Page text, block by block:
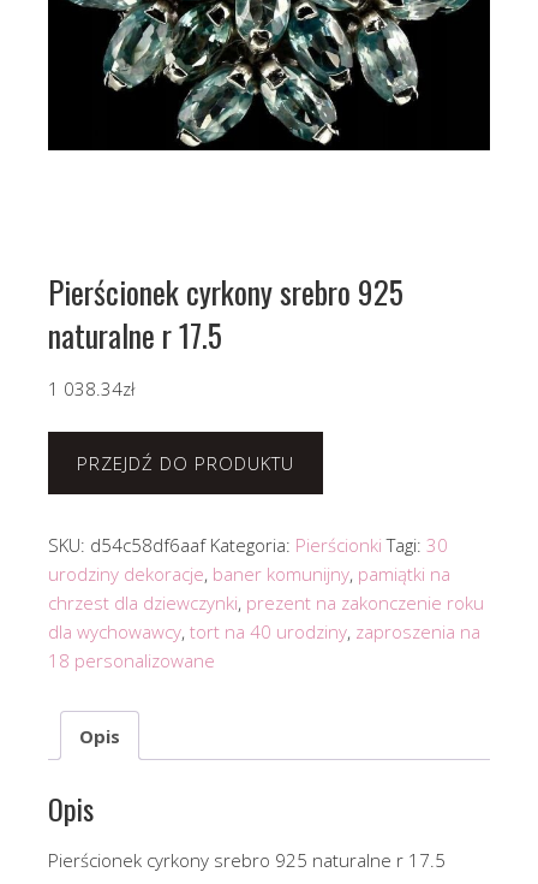
Pierścionek cyrkony srebro 925
naturalne r 17.5
1 038.34zł
PRZEJDŹ DO PRODUKTU
SKU: d54c58df6aaf Kategoria: Pierścionki Tagi: 30
urodziny dekoracje, baner komunijny, pamiątki na
chrzest dla dziewczynki, prezent na zakonczenie roku
dla wychowawcy, tort na 40 urodziny, zaproszenia na
18 personalizowane
Opis
Opis
Pierścionek cyrkony srebro 925 naturalne r 17.5